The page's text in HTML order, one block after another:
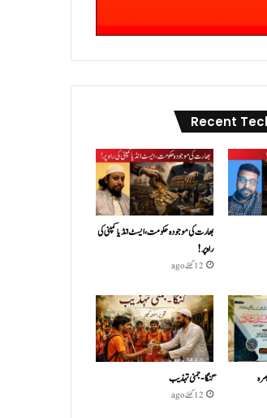
Recent
بھارت کی موجودہ حکومت،ایسٹ انڈیا کمپنی کی
راہ پر!
12 گھنٹے ago
گنگا-جمنی تہذیب
12 گھنٹے ago